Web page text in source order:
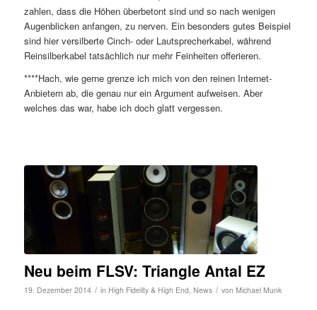
zahlen, dass die Höhen überbetont sind und so nach wenigen
Augenblicken anfangen, zu nerven. Ein besonders gutes Beispiel
sind hier versilberte Cinch- oder Lautsprecherkabel, während
Reinsilberkabel tatsächlich nur mehr Feinheiten offerieren.
****Hach, wie gerne grenze ich mich von den reinen Internet-
Anbietern ab, die genau nur ein Argument aufweisen. Aber
welches das war, habe ich doch glatt vergessen.
Neu beim FLSV: Triangle Antal EZ
19. Dezember 2014 / in High Fidelity & High End, News / von Michael Munk